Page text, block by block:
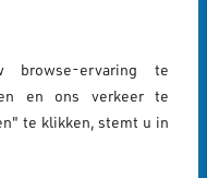
browse-ervaring te
en ons verkeer te
te klikken, stemt u in